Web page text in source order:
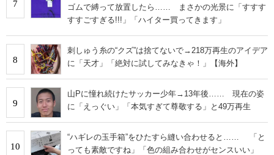
7
ゴムで縛って放置したら…… まさかの光景に「すすす
すすごすぎる!!!」「ハイター買ってきます」
8
刺しゅう糸の“クズ”は捨てないで→218万再生のアイデア
に「天才」「絶対に試してみなきゃ！」【海外】
9
山Pに憧れ続けたサッカー少年→13年後…… 現在の姿
に「えっぐい」「本気すぎて尊敬する」と49万再生
10
“ハギレの玉手箱”をひたすら縫い合わせると…… 「と
っても素敵ですね」「色の組み合わせがセンスいい」